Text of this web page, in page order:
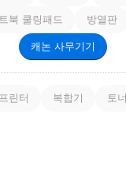
북 쿨링패드 방열판
캐논 사무기기
프린터 복합기 토너